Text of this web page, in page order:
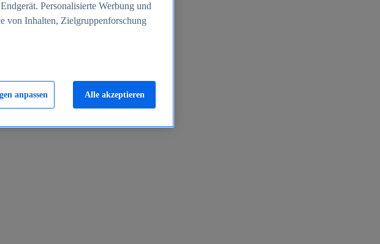
Personalisierte Werbung und
von Inhalten, Zielgruppenforschung
anpassen Alle akzeptieren